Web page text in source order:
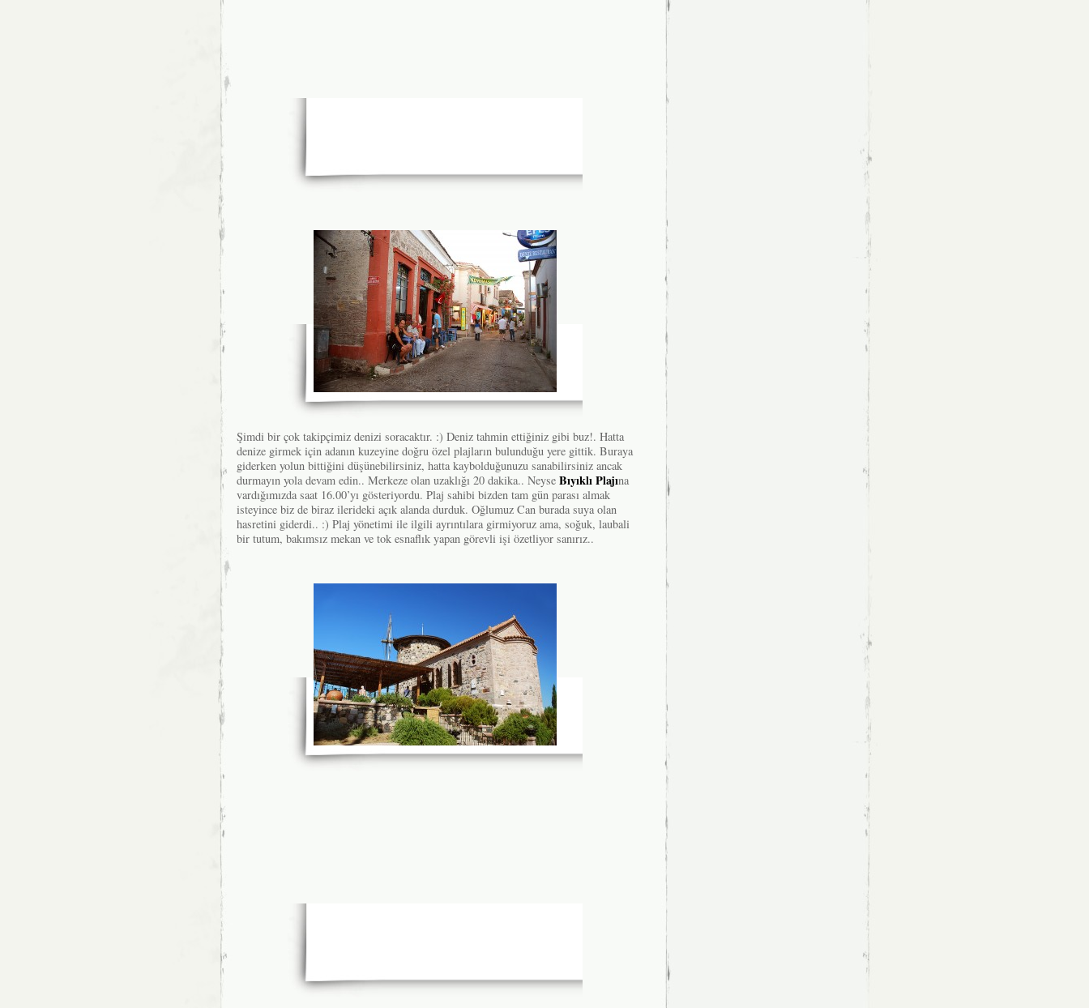
Şimdi bir çok takipçimiz denizi soracaktır. :) Deniz tahmin ettiğiniz gibi buz!. Hatta
denize girmek için adanın kuzeyine doğru özel plajların bulunduğu yere gittik. Buraya
giderken yolun bittiğini düşünebilirsiniz, hatta kaybolduğunuzu sanabilirsiniz ancak
durmayın yola devam edin.. Merkeze olan uzaklığı 20 dakika.. Neyse Bıyıklı Plajına
vardığımızda saat 16.00’yı gösteriyordu. Plaj sahibi bizden tam gün parası almak
isteyince biz de biraz ilerideki açık alanda durduk. Oğlumuz Can burada suya olan
hasretini giderdi.. :) Plaj yönetimi ile ilgili ayrıntılara girmiyoruz ama, soğuk, laubali
bir tutum, bakımsız mekan ve tok esnaflık yapan görevli işi özetliyor sanırız..